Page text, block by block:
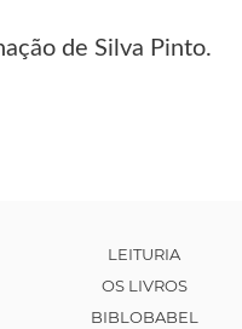
de Silva Pinto.
LEITURIA
OS LIVROS
BIBLOBABEL